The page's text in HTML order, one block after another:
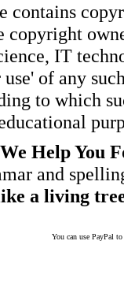
contains
IT
of any
to which
Help You
and
a living
You can use PayPal